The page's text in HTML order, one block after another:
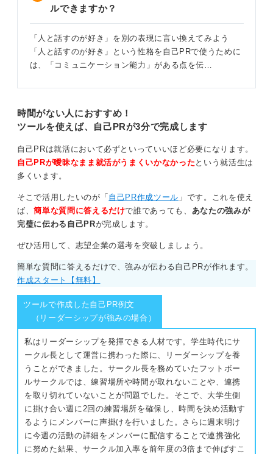
ルできますか？
「人と話すのが好き」を別の表現に言い換えてみよう
「人と話すのが好き」という性格を自己PRで使うために
は、「コミュニケーション能力」がある点を伝…
時間がない人におすすめ！
ツールを使えば、自己PRが3分で完成します
自己PRは就活において必ずといっていいほど必要になります。
自己PRが曖昧なまま就活がうまくいかなかった という就活生は
多くいます。
そこで活用したいのが「 自己PR作成ツール 」です。これを使え
ば、簡単な質問に答えるだけで誰であっても、 あなたの強みが
完璧に伝わる自己PRが完成します。
ぜひ活用して、志望企業の選考を突破しましょう。
簡単な質問に答えるだけで、強みが伝わる自己PRが作れます。
作成スタート【無料】
ツールで作成した自己PR例文
（リーダーシップが強みの場合）
私はリーダーシップを発揮できる人材です。学生時代にサ
ークル長として運営に携わった際に、リーダーシップを養
うことができました。サークル長を務めていたフットボー
ルサークルでは、練習場所や時間が取れないことや、連携
を取り切れていないことが問題でした。そこで、大学生側
に掛け合い週に2回の練習場所を確保し、時間を決め活動す
るようにメンバーに声掛けを行いました。さらに週末明け
に今週の活動の詳細をメンバーに配信することで連携強化
に努めた結果、サークル加入率を前年度の3倍まで伸ばすこ